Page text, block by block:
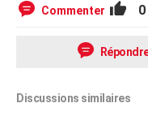
Commenter 0
Discussions similaires